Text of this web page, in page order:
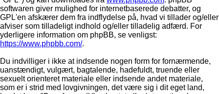
softwaren giver mulighed for internetbaserede debatter, og
GPL'en afskærer dem fra indflydelse på, hvad vi tillader og/eller
afviser som tilladeligt indhold og/eller tilladelig adfærd. For
yderligere information om phpBB, se venligst:
https://www.phpbb.com/.
Du indvilliger i ikke at indsende nogen form for fornærmende,
uanstændigt, vulgært, bagtalende, hadefuldt, truende eller
sexuelt orienteret materiale eller indsende andet materiale,
som er i strid med lovgivningen, det være sig i dit eget land,